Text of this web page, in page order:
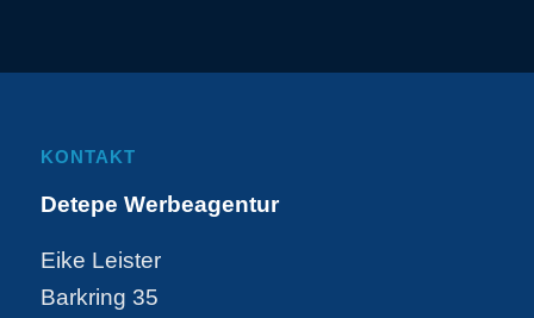
KONTAKT
Detepe Werbeagentur
Eike Leister
Barkring 35